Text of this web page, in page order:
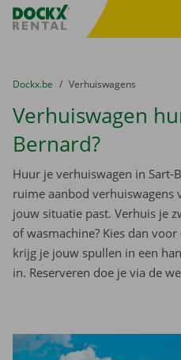
Fratello DEMO
U bevindt zich hier:
van
Dockx.be naar
Verhuiswagens
Verhuiswagen
Bernard?
Huur je verhuiswagen in Sart-
ruime aanbod verhuiswagens
jouw situatie past. Verhuis je
of wasmachine? Kies dan
krijg je jouw spullen in een
in. Reserveren doe je via de